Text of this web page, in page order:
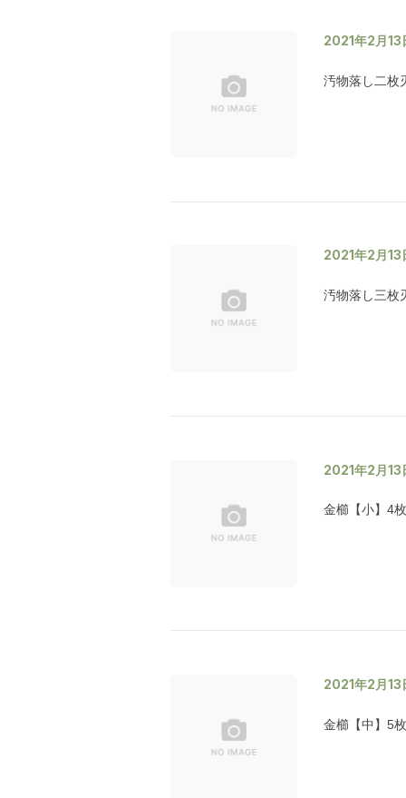
2021年2月13
汚物落し二枚
2021年2月13
汚物落し三枚
2021年2月13
金櫛【小】4
2021年2月13
金櫛【中】5